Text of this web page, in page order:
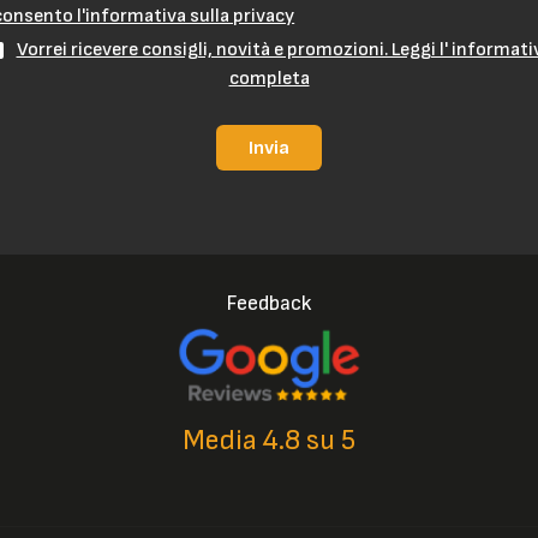
l'informativa sulla privacy
Vorrei ricevere consigli, novità e promozioni. Leggi l'
completa
Invia
Feedback
Media 4.8 su 5